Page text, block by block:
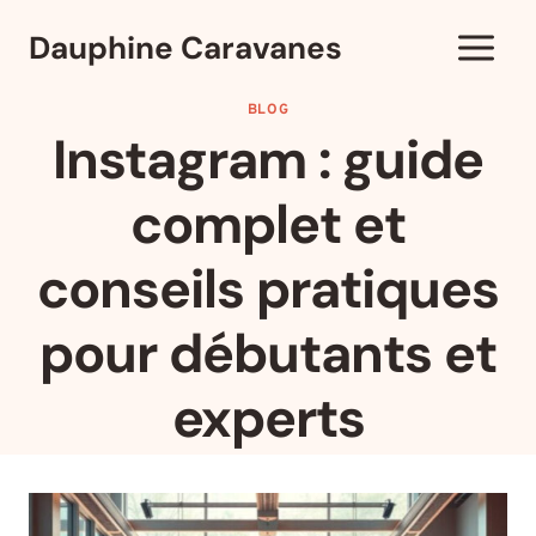
Dauphine Caravanes
BLOG
Instagram : guide
complet et
conseils pratiques
pour débutants et
experts